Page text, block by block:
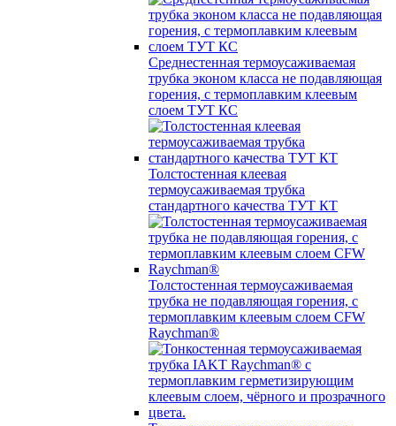
Среднестенная термоусаживаемая
трубка эконом класса не подавляющая
горения, с термоплавким клеевым
слоем ТУТ КС
Толстостенная клеевая
термоусаживаемая трубка
стандартного качества ТУТ КТ
Толстостенная термоусаживаемая
трубка не подавляющая горения, с
термоплавким клеевым слоем CFW
Raychman®